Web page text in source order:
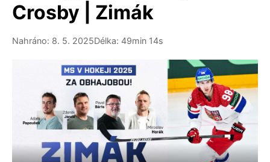
Crosby | Zimák
Nahráno: 8. 5. 2025Délka: 49min 14s